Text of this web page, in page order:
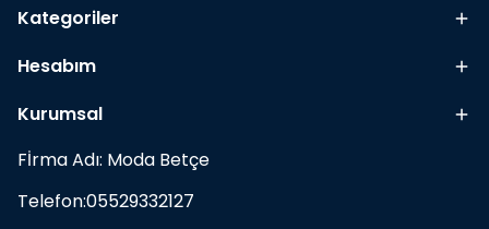
Kategoriler
Hesabım
Kurumsal
Fİrma Adı: Moda Betçe
Telefon:05529332127